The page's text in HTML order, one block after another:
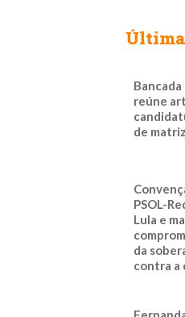
Bancada
reúne
de
PSOL-
Lula e
da
contra a